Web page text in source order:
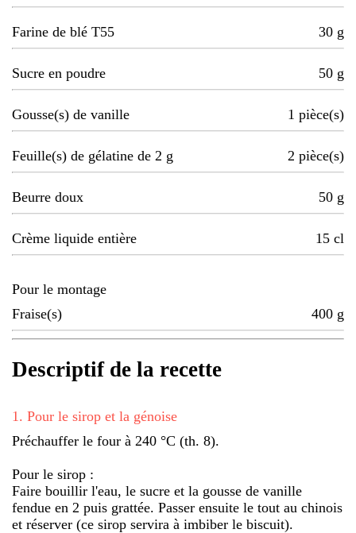
Farine de blé T55 30 g
Sucre en poudre 50 g
Gousse(s) de vanille 1 pièce(s)
Feuille(s) de gélatine de 2 g 2 pièce(s)
Beurre doux 50 g
Crème liquide entière 15 cl
Pour le montage
Fraise(s)
400 g
Descriptif de la recette
1 . Pour le sirop et la génoise
Préchauffer le four à 240 °C (th. 8).
Pour le sirop :
Faire bouillir l'eau, le sucre et la gousse de vanille
fendue en 2 puis grattée. Passer ensuite le tout au chinois
et réserver (ce sirop servira à imbiber le biscuit).